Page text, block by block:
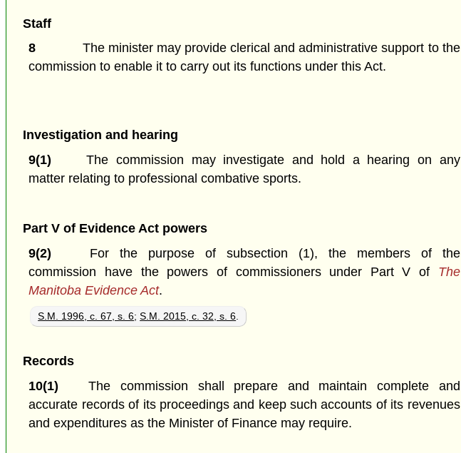
Staff
8
The minister may provide clerical and administrative support to the
commission to enable it to carry out its functions under this Act.
Investigation and hearing
9(1)
The commission may investigate and hold a hearing on any
matter relating to professional combative sports.
Part V of Evidence Act powers
9(2)
For the purpose of subsection (1), the members of the
commission have the powers of commissioners under Part V of The
Manitoba Evidence Act.
S.M. 1996, c. 67, s. 6;S.M. 2015, c. 32, s. 6
Records
10(1)
The commission shall prepare and maintain complete and
accurate records of its proceedings and keep such accounts of its revenues
and expenditures as the Minister of Finance may require.